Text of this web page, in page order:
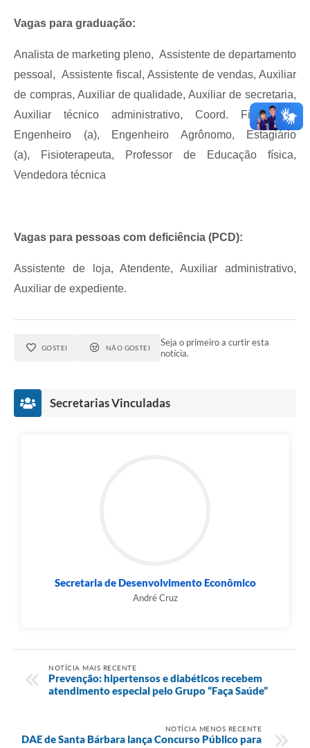
Vagas para graduação:
Analista de marketing pleno, Assistente de departamento
pessoal, Assistente fiscal , Assistente de vendas, Auxiliar
de compras, Auxiliar de qualidade, Auxiliar de secretaria,
Auxiliar técnico administrativo, Coord. Financeiro,
Engenheiro (a),
Engenheiro Agrônomo,
Estagiário
(a),
Fisioterapeuta, Professor de Educação física,
Vendedora técnica
Vagas para pessoas com deficiência (PCD):
Assistente de loja, Atendente, Auxiliar administrativo,
Auxiliar de expediente.
GOSTEI NÃO GOSTEI
Seja o primeiro a curtir esta
notícia.
Secretarias Vinculadas
Secretaria de Desenvolvimento Econômico
André Cruz
NOTÍCIA MAIS RECENTE
Prevenção: hipertensos e diabéticos recebem
atendimento especial pelo Grupo “Faça Saúde”
NOTÍCIA MENOS RECENTE
DAE de Santa Bárbara lança Concurso Público para